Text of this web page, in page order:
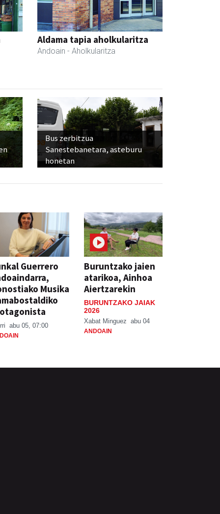
Aldama tapia aholkularitza
Andoain - Aholkularitza
Bus zerbitzua
Sanestebanetara, asteburu
honetan
Guerrero
Musika
abu 05, 07:00
Buruntzako jaien
atarikoa, Ainhoa
Aiertzarekin
BURUNTZAKO JAIAK
2026
Xabat Minguez abu 04
ANDOAIN